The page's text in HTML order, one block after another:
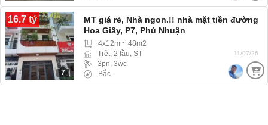
16.7 tỷ
7
MT giá rẻ, Nhà ngon.!! nhà mặt tiền đường
Hoa Giấy, P7, Phú Nhuận
4x12m ~ 48m2
Trệt, 2 lầu, ST
3pn, 3wc
Bắc
11/07/26